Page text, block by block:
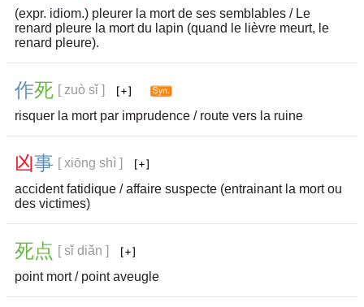
(expr. idiom.) pleurer la mort de ses semblables / Le
renard pleure la mort du lapin (quand le lièvre meurt, le
renard pleure).
作死 [ zuò sǐ ]
risquer la mort par imprudence / route vers la ruine
凶事 [ xiōng shì ]
accident fatidique / affaire suspecte (entrainant la mort ou
des victimes)
死点 [ sǐ diǎn ]
point mort / point aveugle